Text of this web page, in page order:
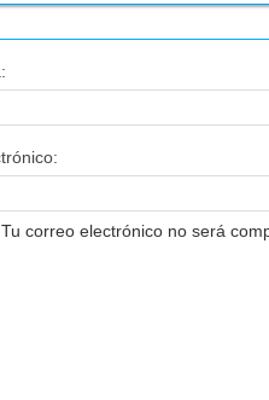
correo electrónico no será